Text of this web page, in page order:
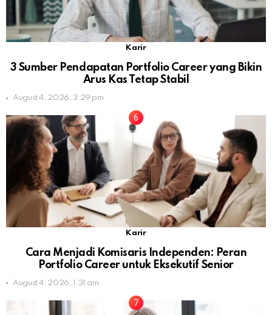
Karir
3 Sumber Pendapatan Portfolio Career yang Bikin
Arus Kas Tetap Stabil
August 4, 2026, 3:29 pm
Karir
Cara Menjadi Komisaris Independen: Peran
Portfolio Career untuk Eksekutif Senior
August 4, 2026, 1:31 am